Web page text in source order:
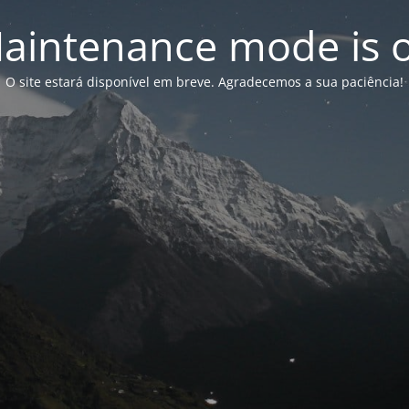
mode is
O site estará disponível em breve. Agradecemos a sua paciência!